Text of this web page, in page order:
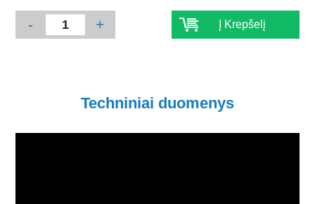
- + Į Krepšelį
Techniniai duomenys